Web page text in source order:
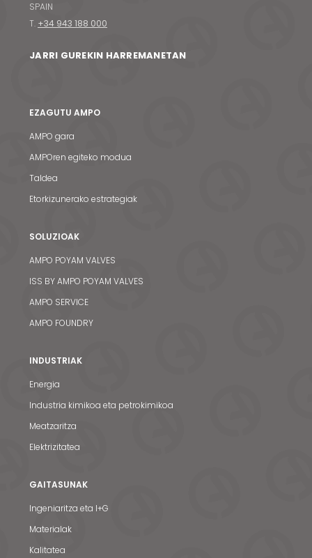
SPAIN
T. +34 943 188 000
JARRI GUREKIN HARREMANETAN
EZAGUTU AMPO
AMPO gara
AMPOren egiteko modua
Taldea
Etorkizunerako estrategiak
SOLUZIOAK
AMPO POYAM VALVES
ISS BY AMPO POYAM VALVES
AMPO SERVICE
AMPO FOUNDRY
INDUSTRIAK
Energia
Industria kimikoa eta petrokimikoa
Meatzaritza
Elektrizitatea
GAITASUNAK
Ingeniaritza eta I+G
Materialak
Kalitatea